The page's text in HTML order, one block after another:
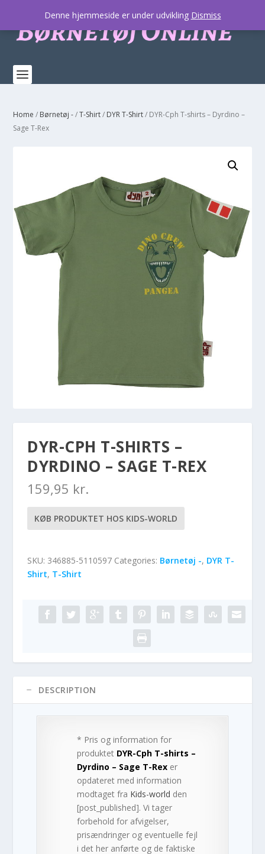
Home / Børnetøj -/T-Shirt/ DYR T-Shirt/ DYR-Cph T-shirts – Dyrdino –
Sage T-Rex
DYR-CPH T-SHIRTS –
DYRDINO – SAGE T-REX
159,95 kr.
KØB PRODUKTET HOS KIDS-WORLD
SKU: 346885-5110597 Categories: Børnetøj -, DYR T-
Shirt, T-Shirt
DESCRIPTION
* Pris og information for
produktet DYR-Cph T-shirts –
Dyrdino – Sage T-Rex er
opdateret med information
modtaget fra Kids-world den
[post_published]. Vi tager
forbehold for afvigelser,
prisændringer og eventuelle fejl
i det her anførte og de faktiske
Denne hjemmeside er under udvikling Dismiss